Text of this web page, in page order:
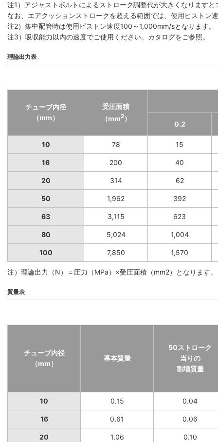
注1）アジャストボルトによるストローク調整代が大きくなります
なお、エアクッションストロークを超える範囲では、使用ピストン
注2）集中配管時は使用ピストン速度100～1,000mm/sとなります。
注3）吸収能力以内の速度でご使用ください。カタログをご参照。
理論出力表
チューブ内径
（mm）
受圧面積
（mm2）
0.2
10 78 15
16 200 40
20 314 62
50 1,962 392
63 3,115 623
80 5,024 1,004
100 7,850 1,570
注）理論出力（N）＝圧力（MPa）×受圧面積（mm2）となります。
質量表
チューブ内径
（mm）
基本質量
50ストローク
当りの
割増質量
10 0.15 0.04
16 0.61 0.06
20 1.06 0.10